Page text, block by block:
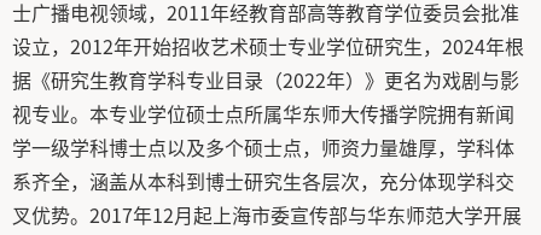
士广播电视领域，2011年经教育部高等教育学位委员会批准
设立，2012年开始招收艺术硕士专业学位研究生，2024年根
据《研究生教育学科专业目录（2022年）》更名为戏剧与影
视专业。本专业学位硕士点所属华东师大传播学院拥有新闻
学一级学科博士点以及多个硕士点，师资力量雄厚，学科体
系齐全，涵盖从本科到博士研究生各层次，充分体现学科交
叉优势。2017年12月起上海市委宣传部与华东师范大学开展